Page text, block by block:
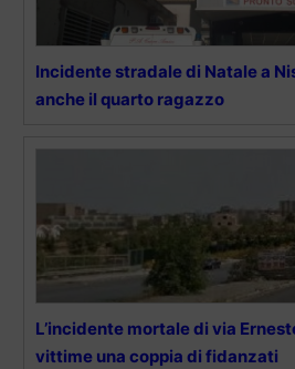
Incidente stradale di Natale a
anche il quarto ragazzo
L’incidente mortale di via
vittime una coppia di fidanzati